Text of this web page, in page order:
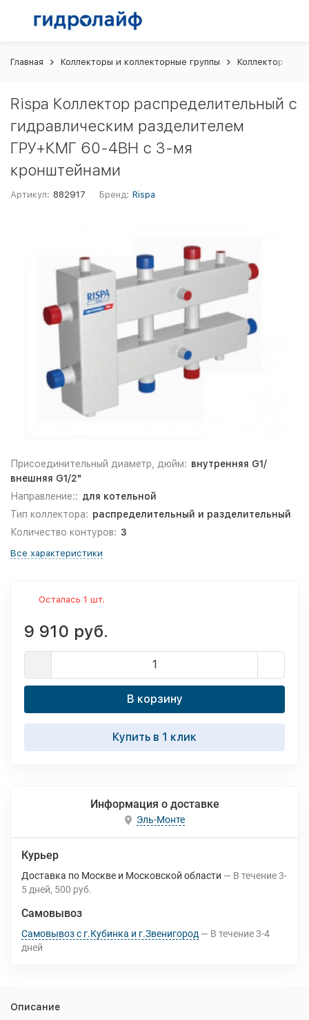
Главная Коллекторы и коллекторные группы Коллекторы
Rispa Коллектор распределительный с
гидравлическим разделителем
ГРУ+КМГ 60-4ВН с 3-мя
кронштейнами
Артикул: 882917 Бренд: Rispa
Присоединительный диаметр, дюйм: внутренняя G1/
внешняя G1/2"
Направление:: для котельной
Тип коллектора: распределительный и разделительный
Количество контуров: 3
Все характеристики
Осталась 1 шт.
9 910 руб.
В корзину
Купить в 1 клик
Информация о доставке
Эль-Монте
Курьер
Доставка по Москве и Московской области В течение3-
5 дней 500 руб.
Самовывоз
Самовывоз с г.Кубинка и г.Звенигород В течение3-4
дней
Описание